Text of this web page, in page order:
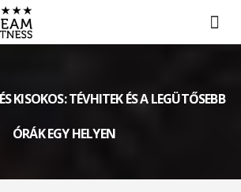
KISOKOS: TÉVHITEK ÉS A LEGÜTŐSEBB
ÓRÁK EGY HELYEN